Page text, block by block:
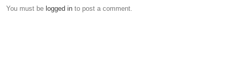
You must be logged in to post a comment.